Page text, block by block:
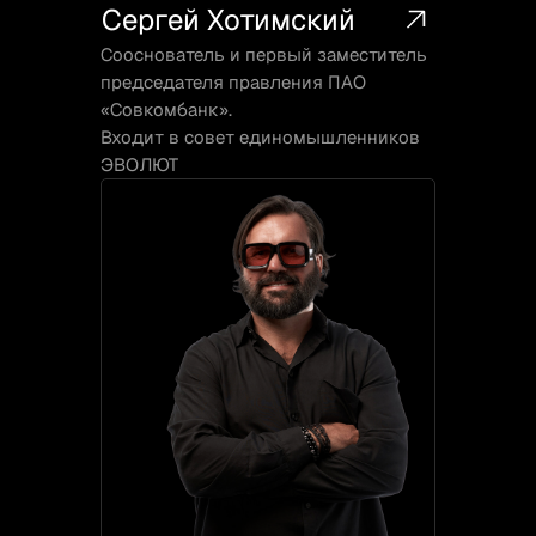
Сергей Хотимский
Сооснователь и первый заместитель
председателя правления ПАО
«Совкомбанк».
Входит в совет единомышленников
ЭВОЛЮТ
Другие
форматы
Семейный день, неформальные
встречи, ежегодная конференция,
спортивные мероприятия, бизнес-
завтраки — форматы для разных
задач: укрепление связей, живое
общение, знакомство с новыми
05Бизнес-
выезды
Бизнес-туры, семейные форматы
и тематические поездки. В дороге
предприниматели видят новые рынки
и договариваются о том, о чем
не договариваются в переговорных.
Ключевые клубные события
с основателями, советом
единомышленников и приглашенными